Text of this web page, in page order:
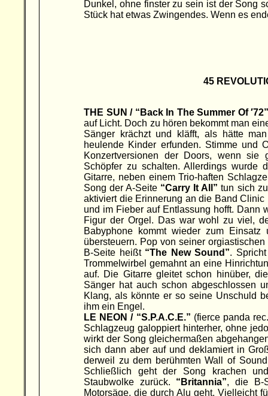
Dunkel, ohne finster zu sein ist der Song
Stück hat etwas Zwingendes. Wenn es
45
THE SUN / “Back In The Summer Of ′72”
auf Licht. Doch zu hören bekommt man
Sänger krächzt und kläfft, als hätte
heulende Kinder erfunden. Stimme und
Konzertversionen der Doors, wenn
Schöpfer zu schalten. Allerdings wurde
Gitarre, neben einem Trio-haften
Song der A-Seite “Carry It All” tun sich
aktiviert die Erinnerung an die Band
und im Fieber auf Entlassung hofft. Dann
Figur der Orgel. Das war wohl zu viel,
Babyphone kommt wieder zum
übersteuern. Pop von seiner
B-Seite heißt “The New Sound”.
Trommelwirbel gemahnt an eine
auf. Die Gitarre gleitet schon hinüber,
Sänger hat auch schon abgeschlossen
Klang, als könnte er so seine Unschuld
ihm ein Engel.
LE NEON / “S.P.A.C.E.” (fierce panda
Schlagzeug galoppiert hinterher, ohne
wirkt der Song gleichermaßen
sich dann aber auf und deklamiert in
derweil zu dem berühmten Wall of
Schließlich geht der Song krachen
Staubwolke zurück. “Britannia”, die B-
Motorsäge, die durch Alu geht. Vielleicht